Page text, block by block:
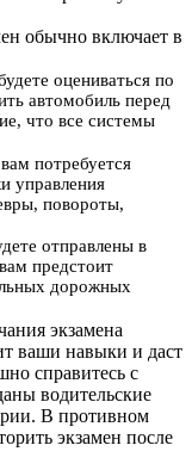
обычно включает в
оцениваться по
автомобиль перед
что все системы
потребуется
управления
повороты,
отправлены в
предстоит
дорожных
экзамена
ваши навыки и даст
справитесь с
водительские
В противном
экзамен после